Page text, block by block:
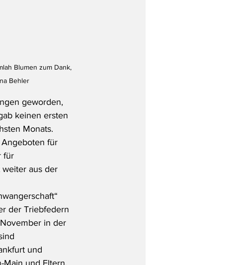
Blumen zum Dank,
Behler
geworden,
keinen ersten
Monats.
für
für
weiter aus der
der Triebfedern
in der
und
Main und Eltern,